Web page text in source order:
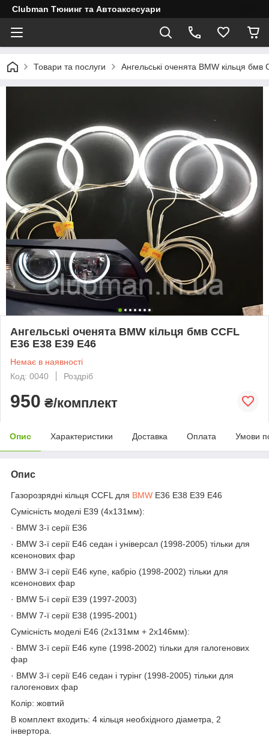
Clubman Тюнинг та Автоаксесуари
Товари та послуги Ангельські оченята BMW кільця
Ангельські оченята BMW кільця бмв CCFL
E36 E38 E39 E46
Немає в наявності
Код: 0040
Роздріб
950 ₴/комплект
Опис Характеристики Доставка Оплата Умови
Опис
Газорозрядні кільця CCFL для BMW E36 E38 E39 E46
Сумісність моделі Е39 (4х131мм):
· BMW 3-ї серії Е36
· BMW 3-ї серії Е46 седан і універсал (1998-2005) тільки для
ксенонових фар
· BMW 3-ї серії Е46 купе, кабріо (1998-2002) тільки для
ксенонових фар
· BMW 5-ї серії E39 (1997-2003)
· BMW 7-ї серії E38 (1995-2001)
Сумісність моделі Е46 (2х131мм + 2х146мм):
· BMW 3-ї серії Е46 купе (1998-2002) тільки для галогенових
фар
· BMW 3-ї серії Е46 седан і турінг (1998-2005) тільки для
галогенових фар
Колір: жовтий
В комплект входить: 4 кільця необхідного діаметра, 2
інвертора.